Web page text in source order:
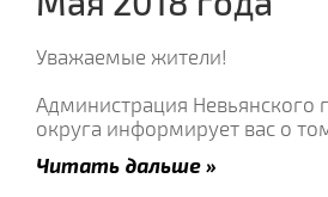
Уважаемые жители!
Администрация Невьянского
округа информирует вас о
Читать дальше »